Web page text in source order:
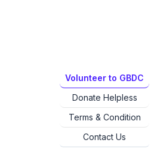
Volunteer to GBDC
Donate Helpless
Terms & Condition
Contact Us